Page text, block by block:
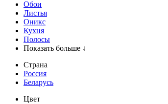
Обои
Листья
Оникс
Кухня
Полосы
Показать больше ↓
Страна
Россия
Беларусь
Цвет